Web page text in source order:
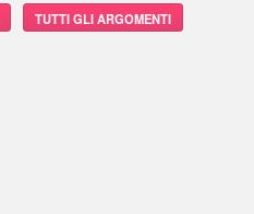
TUTTI GLI ARGOMENTI